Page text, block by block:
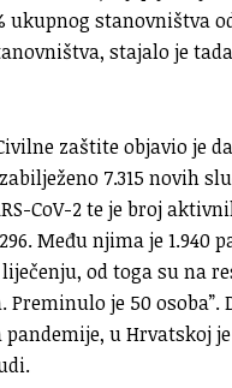
ukupnog stanovništva
stajalo je
zaštite objavio je
7.315 novih
CoV-2 te je broj
Među njima je 1.940
od toga su na
Preminulo je 50 osoba”.
u Hrvatskoj